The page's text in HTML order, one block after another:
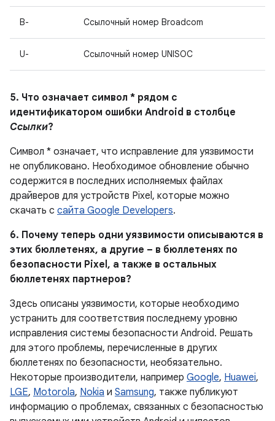
B- Ссылочный номер Broadcom
U- Ссылочный номер UNISOC
5. Что означает символ * рядом с
идентификатором ошибки Android в столбце
Ссылки?
Символ * означает, что исправление для уязвимости
не опубликовано. Необходимое обновление обычно
содержится в последних исполняемых файлах
драйверов для устройств Pixel, которые можно
скачать с сайта Google Developers.
6. Почему теперь одни уязвимости описываются в
этих бюллетенях, а другие – в бюллетенях по
безопасности Pixel, а также в остальных
бюллетенях партнеров?
Здесь описаны уязвимости, которые необходимо
устранить для соответствия последнему уровню
исправления системы безопасности Android. Решать
для этого проблемы, перечисленные в других
бюллетенях по безопасности, необязательно.
Некоторые производители, например Google, Huawei,
LGE, Motorola, Nokia и Samsung, также публикуют
информацию о проблемах, связанных с безопасностью